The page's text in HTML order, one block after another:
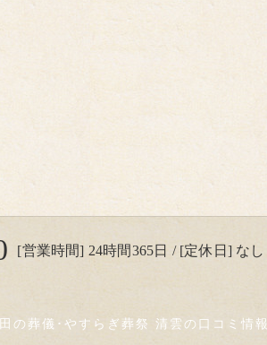
[営業時間] 24時間365日 / [定休日] なし
の葬儀･やすらぎ葬祭 清雲の口コミ情報